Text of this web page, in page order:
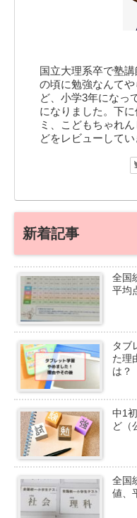
国立大理系卒で塾
の頃に勉強なんて
ど、小学3年になっ
になりました。下
ミ、こどもちゃれ
どをレビューしてい
新着記事
全国
平均
タブ
た理
は？
中1
ど（
全国
値、